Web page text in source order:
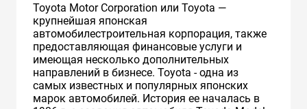
Toyota Motor Corporation или Toyota —
крупнейшая японская
автомобилестроительная корпорация, также
предоставляющая финансовые услуги и
имеющая несколько дополнительных
направлений в бизнесе. Toyota - одна из
самых известных и популярных японских
марок автомобилей. История ее началась в